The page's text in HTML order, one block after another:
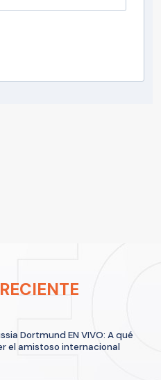
Dortmund EN VIVO: A qué
el amistoso internacional